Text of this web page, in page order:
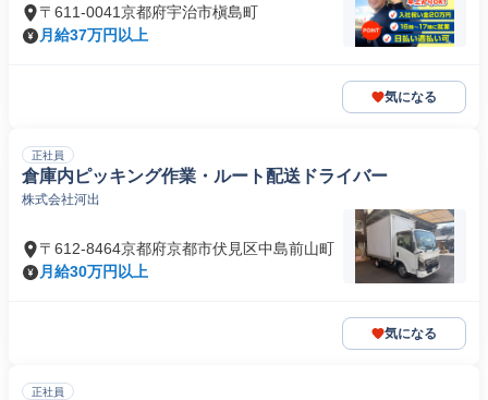
〒611-0041京都府宇治市槇島町
月給37万円以上
気になる
正社員
倉庫内ピッキング作業・ルート配送ドライバー
株式会社河出
〒612-8464京都府京都市伏見区中島前山町
月給30万円以上
気になる
正社員